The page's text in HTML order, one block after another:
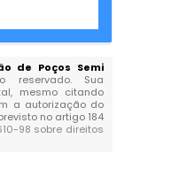
de Poços Semi
Sua
mesmo citando
a autorização do
no artigo 184
98 sobre direitos